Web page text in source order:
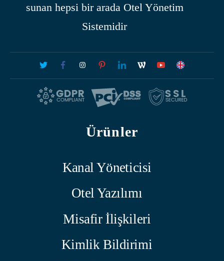
sunan hepsi bir arada Otel Yönetim
Sistemidir
Ürünler
Kanal Yöneticisi
Otel Yazılımı
Misafir İlişkileri
Kimlik Bildirimi